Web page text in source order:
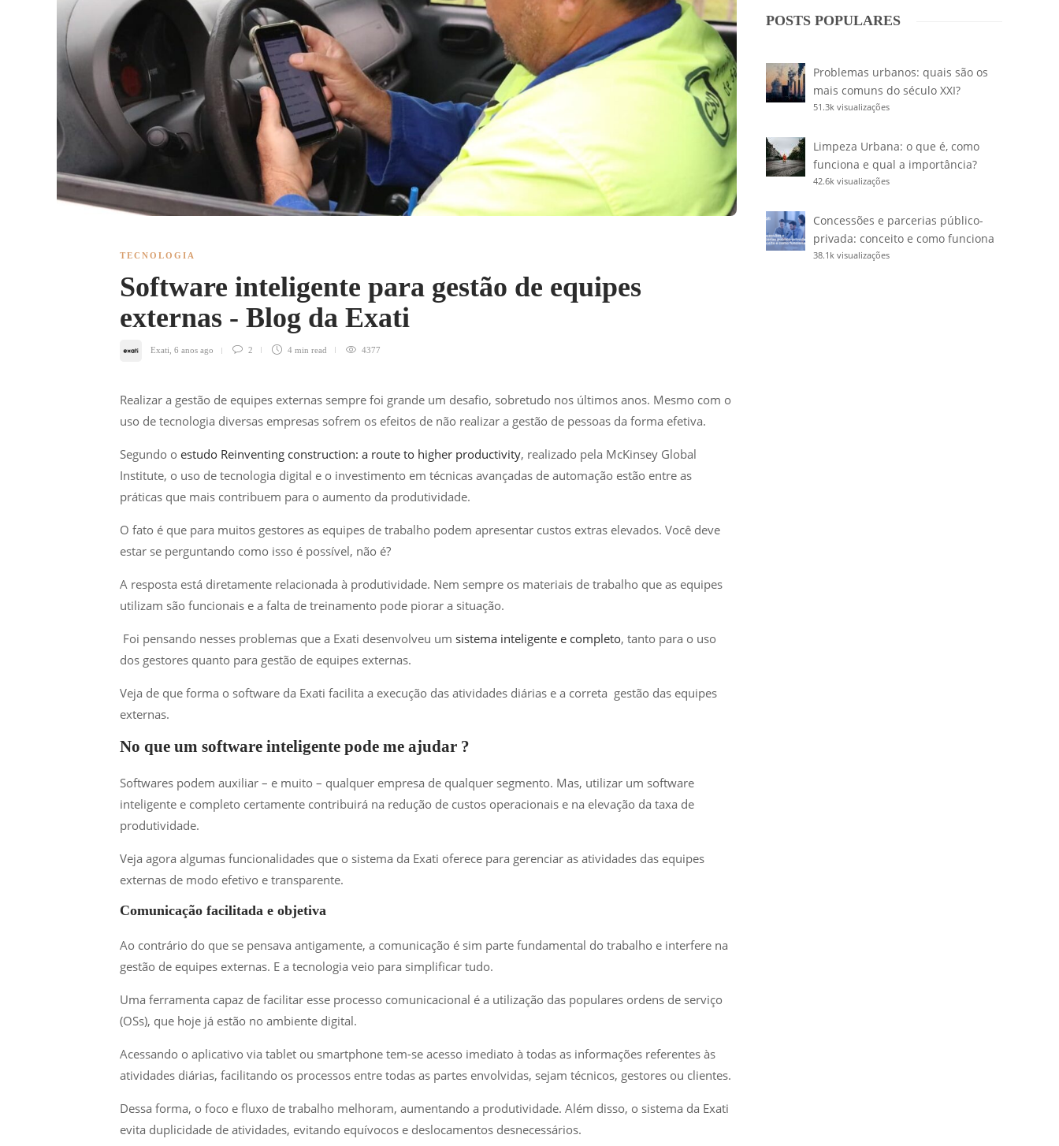
TECNOLOGIA
Software inteligente para gestão de equipes
externas - Blog da Exati
Exati 6 anos ago 2 4 min read 4377
Realizar a gestão de equipes externas sempre foi grande um desafio, sobretudo nos últimos anos. Mesmo com o
uso de tecnologia diversas empresas sofrem os efeitos de não realizar a gestão de pessoas da forma efetiva.
Segundo o estudo Reinventing construction: a route to higher productivity, realizado pela McKinsey Global
Institute, o uso de tecnologia digital e o investimento em técnicas avançadas de automação estão entre as
práticas que mais contribuem para o aumento da produtividade.
O fato é que para muitos gestores as equipes de trabalho podem apresentar custos extras elevados. Você deve
estar se perguntando como isso é possível, não é?
A resposta está diretamente relacionada à produtividade. Nem sempre os materiais de trabalho que as equipes
utilizam são funcionais e a falta de treinamento pode piorar a situação.
Foi pensando nesses problemas que a Exati desenvolveu um sistema inteligente e completo, tanto para o uso
dos gestores quanto para gestão de equipes externas.
Veja de que forma o software da Exati facilita a execução das atividades diárias e a correta gestão das equipes
externas.
No que um software inteligente pode me ajudar ?
Softwares podem auxiliar – e muito – qualquer empresa de qualquer segmento. Mas, utilizar um software
inteligente e completo certamente contribuirá na redução de custos operacionais e na elevação da taxa de
produtividade.
Veja agora algumas funcionalidades que o sistema da Exati oferece para gerenciar as atividades das equipes
externas de modo efetivo e transparente.
Comunicação facilitada e objetiva
Ao contrário do que se pensava antigamente, a comunicação é sim parte fundamental do trabalho e interfere na
gestão de equipes externas. E a tecnologia veio para simplificar tudo.
Uma ferramenta capaz de facilitar esse processo comunicacional é a utilização das populares ordens de serviço
(OSs), que hoje já estão no ambiente digital.
Acessando o aplicativo via tablet ou smartphone tem-se acesso imediato à todas as informações referentes às
atividades diárias, facilitando os processos entre todas as partes envolvidas, sejam técnicos, gestores ou clientes.
Dessa forma, o foco e fluxo de trabalho melhoram, aumentando a produtividade. Além disso, o sistema da Exati
evita duplicidade de atividades, evitando equívocos e deslocamentos desnecessários.
POSTS POPULARES
Problemas urbanos: quais são os
mais comuns do século XXI?
51.3k visualizações
Limpeza Urbana: o que é, como
funciona e qual a importância?
42.6k visualizações
Concessões e parcerias público-
privada: conceito e como funciona
38.1k visualizações